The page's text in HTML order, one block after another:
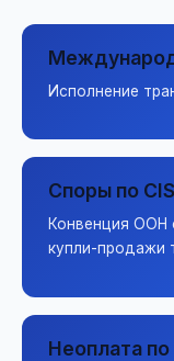
Исполнение
Споры по
Конвенция ООН
купли-продажи
Неоплата по